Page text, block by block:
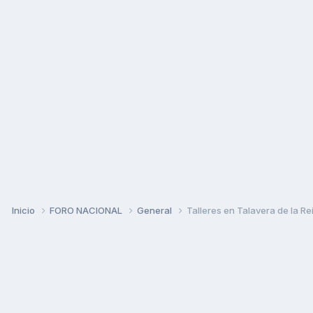
Inicio FORO NACIONAL General Talleres en Talavera de la